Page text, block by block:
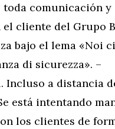
toda comunicación y
cliente del Grupo
bajo el lema «Noi
di sicurezza». –
Incluso a distancia
está intentando
los clientes de